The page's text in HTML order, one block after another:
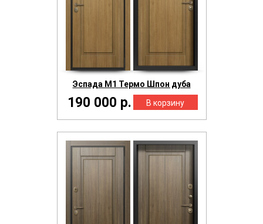
Эспада М1 Термо Шпон дуба
190 000 р.